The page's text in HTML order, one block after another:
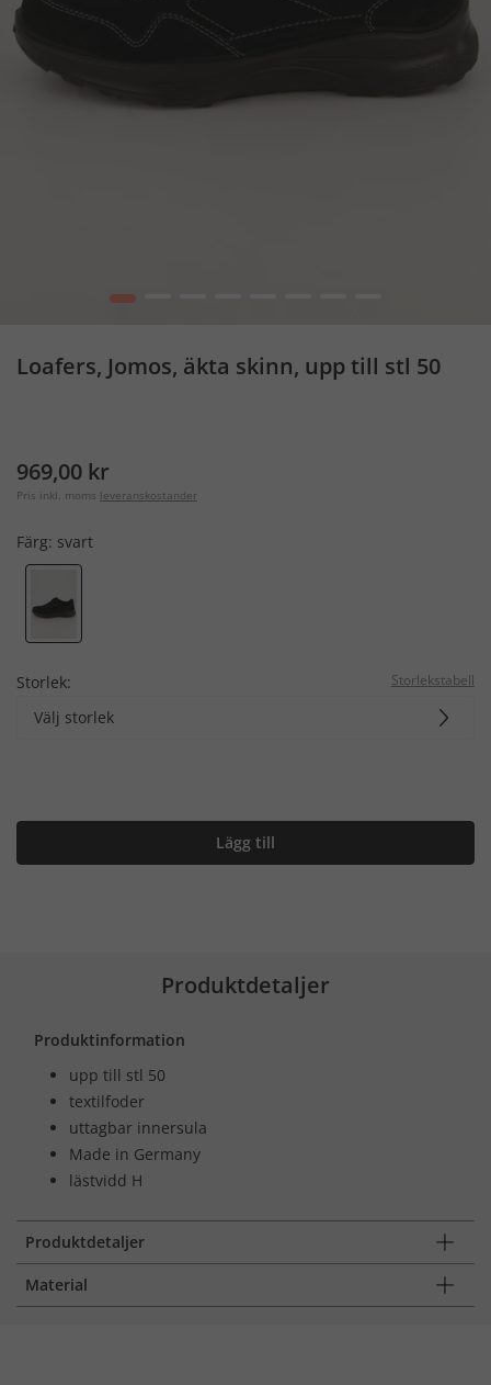
1
Loafers, Jomos, äkta skinn, upp till stl 50
969,00 kr
Pris inkl. moms leveranskostander
Färg: svart
Storlek: Storlekstabell
Välj storlek
Lägg till
Produktdetaljer
Produktinformation
upp till stl 50
textilfoder
uttagbar innersula
Made in Germany
lästvidd H
Produktdetaljer
Material